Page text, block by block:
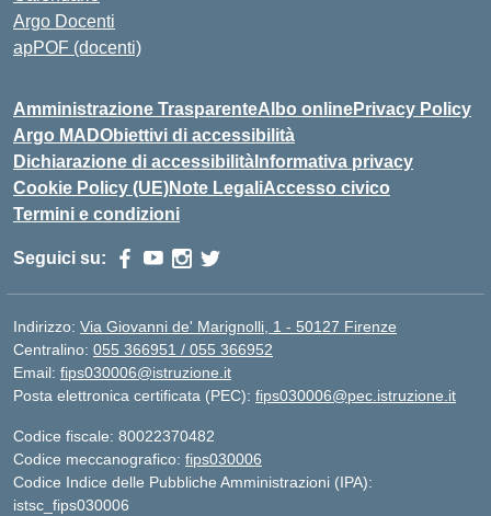
Argo Docenti
apPOF (docenti)
Amministrazione TrasparenteAlbo onlinePrivacy Policy
Argo MADObiettivi di accessibilità
Dichiarazione di accessibilità Informativa privacy
Cookie Policy (UE)Note LegaliAccesso civico
Termini e condizioni
Seguici su:
Indirizzo: Via Giovanni de' Marignolli, 1 - 50127 Firenze
Centralino: 055 366951 / 055 366952
Email: fips030006@istruzione.it
Posta elettronica certificata (PEC): fips030006@pec.istruzione.it
Codice fiscale: 80022370482
Codice meccanografico: fips030006
Codice Indice delle Pubbliche Amministrazioni (IPA):
istsc_fips030006